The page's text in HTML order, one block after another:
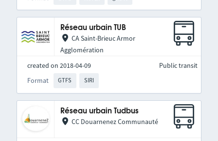
Réseau urbain TUB
CA Saint-Brieuc Armor
Agglomération
created on 2018-04-09
Format
GTFS SIRI
Public transit
Réseau urbain Tudbus
CC Douarnenez Communauté